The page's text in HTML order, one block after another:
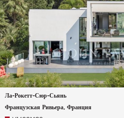
Ла-Рокетт-Сюр-Сьянь
Французская Ривьера, Франция